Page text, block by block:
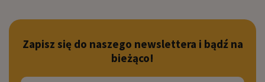
Zapisz się do naszego newslettera i bądź na
bieżąco!